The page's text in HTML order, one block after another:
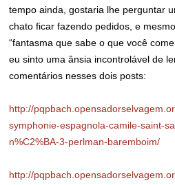
tempo ainda, gostaria lhe perguntar
chato ficar fazendo pedidos, e
“fantasma que sabe o que você
eu sinto uma ânsia incontrolável de
comentários nesses dois posts:
http://
symphonie-espagnola-camile-saint-
n%C2%BA-3-perlman-baremboim/
http://